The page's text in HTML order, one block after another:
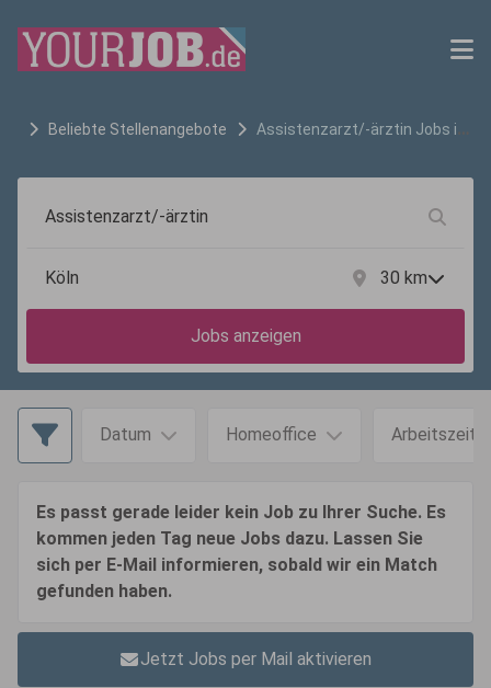
Beliebte Stellenangebote Assistenzarzt/-ärztin Jobs in
30 km
Jobs anzeigen
Datum Homeoffice Arbeitszeit
Es passt gerade leider kein Job zu Ihrer Suche. Es
kommen jeden Tag neue Jobs dazu. Lassen Sie
sich per E-Mail informieren, sobald wir ein Match
gefunden haben.
Jetzt Jobs per Mail aktivieren